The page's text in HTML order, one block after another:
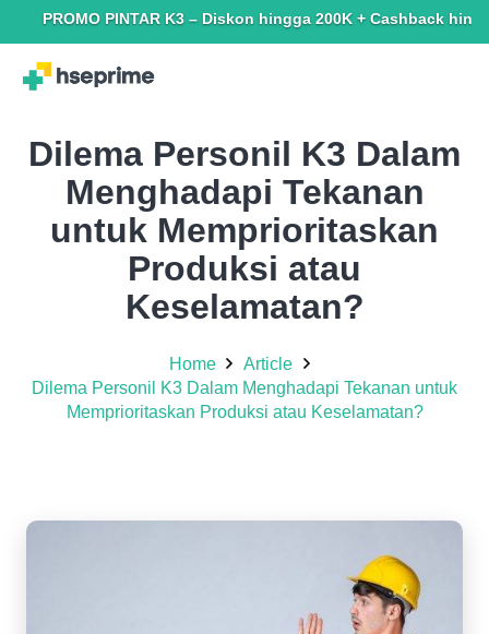
PROMO PINTAR K3 – Diskon hingga 200K + Cashback hingga
Dilema Personil K3 Dalam
Menghadapi Tekanan
untuk Memprioritaskan
Produksi atau
Keselamatan?
Home
Article
Dilema Personil K3 Dalam Menghadapi Tekanan untuk
Memprioritaskan Produksi atau Keselamatan?